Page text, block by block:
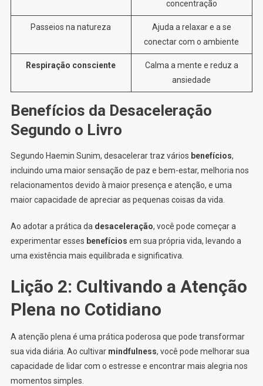
concentração
Passeios na natureza
Ajuda a relaxar e a se
conectar com o ambiente
Respiração consciente
Calma a mente e reduz a
ansiedade
Benefícios da Desaceleração
Segundo o Livro
Segundo Haemin Sunim, desacelerar traz vários benefícios,
incluindo uma maior sensação de paz e bem-estar, melhoria nos
relacionamentos devido à maior presença e atenção, e uma
maior capacidade de apreciar as pequenas coisas da vida.
Ao adotar a prática da desaceleração, você pode começar a
experimentar esses benefícios em sua própria vida, levando a
uma existência mais equilibrada e significativa.
Lição 2: Cultivando a Atenção
Plena no Cotidiano
A atenção plena é uma prática poderosa que pode transformar
sua vida diária. Ao cultivar mindfulness, você pode melhorar sua
capacidade de lidar com o estresse e encontrar mais alegria nos
momentos simples.